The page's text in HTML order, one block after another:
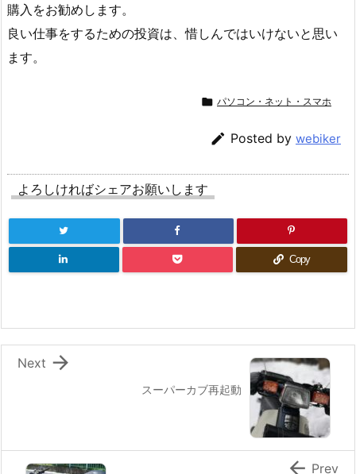
購入をお勧めします。
良い仕事をするための投資は、惜しんではいけないと思い
ます。
 パソコン・ネット・スマホ
 Posted by webiker
よろしければシェアお願いします
Copy
スーパーカブ再起動

Next
 Prev